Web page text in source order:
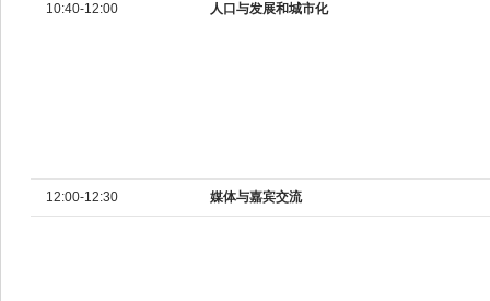
10:40-12:00 人口与发展和城市化
12:00-12:30 媒体与嘉宾交流